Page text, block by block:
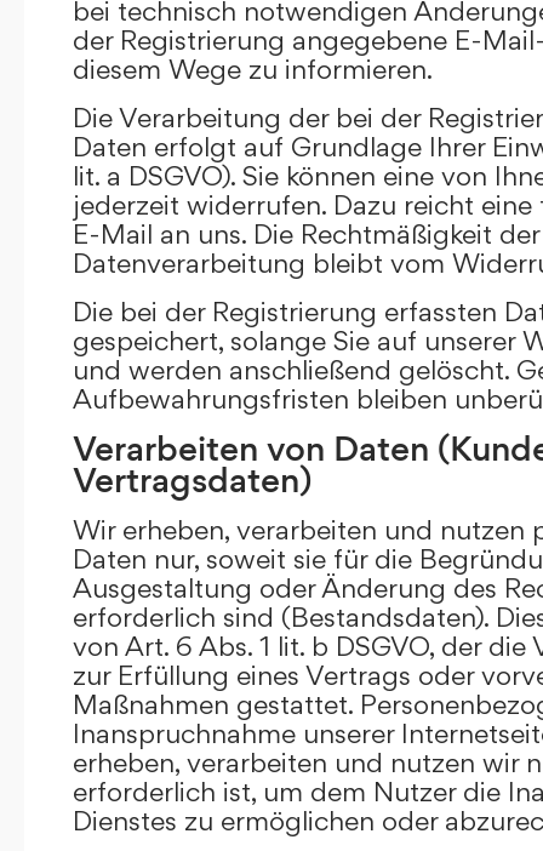
bei technisch notwendigen
der Registrierung angegebene E-
diesem Wege zu informieren.
Die Verarbeitung der bei der
Daten erfolgt auf Grundlage Ihrer
lit. a DSGVO). Sie können eine von
jederzeit widerrufen. Dazu reicht
E-Mail an uns. Die Rechtmäßigkeit
Datenverarbeitung bleibt vom
Die bei der Registrierung erfassten
gespeichert, solange Sie auf unserer
und werden anschließend gelöscht.
Aufbewahrungsfristen bleiben
Verarbeiten von Daten
Vertragsdaten)
Wir erheben, verarbeiten und nutzen
Daten nur, soweit sie für die
Ausgestaltung oder Änderung des
erforderlich sind (Bestandsdaten).
von Art. 6 Abs. 1 lit. b DSGVO, der
zur Erfüllung eines Vertrags oder
Maßnahmen gestattet.
Inanspruchnahme unserer
erheben, verarbeiten und nutzen wir
erforderlich ist, um dem Nutzer die
Dienstes zu ermöglichen oder